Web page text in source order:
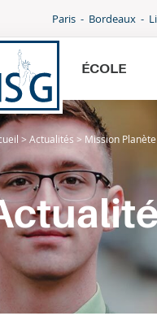
Paris Bordeaux
ÉCOLE
> Actualités > Mission